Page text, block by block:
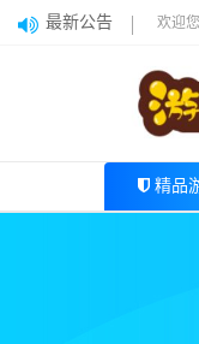
最新公告 欢迎
精品